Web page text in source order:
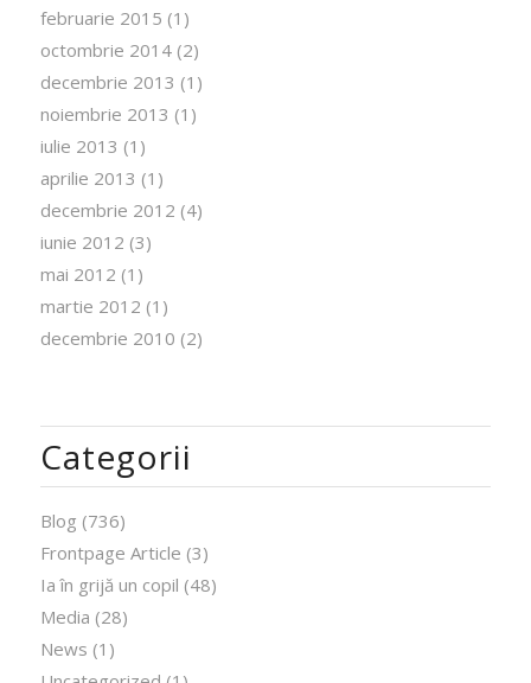
februarie 2015 (1)
octombrie 2014(2)
decembrie 2013 (1)
noiembrie 2013 (1)
iulie 2013 (1)
aprilie 2013 (1)
decembrie 2012 (4)
iunie 2012 (3)
mai 2012 (1)
martie 2012 (1)
decembrie 2010 (2)
Categorii
Blog (736)
Frontpage Article (3)
Ia în grijă un copil (48)
Media (28)
News (1)